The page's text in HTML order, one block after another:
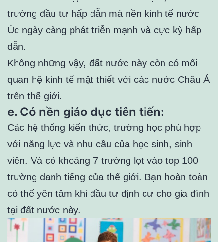
trường đầu tư hấp dẫn mà nền kinh tế nước
Úc ngày càng phát triễn mạnh và cực kỳ hấp
dẫn.
Không những vậy, đất nước này còn có mối
quan hệ kinh tế mật thiết với các nước Châu Á
trên thế giới.
e. Có nền giáo dục tiên tiến:
Các hệ thống kiến thức, trường học phù hợp
với năng lực và nhu cầu của học sinh, sinh
viên. Và có khoảng 7 trường lọt vào top 100
trường danh tiếng của thế giới. Bạn hoàn toàn
có thể yên tâm khi đầu tư định cư cho gia đình
tại đất nước này.